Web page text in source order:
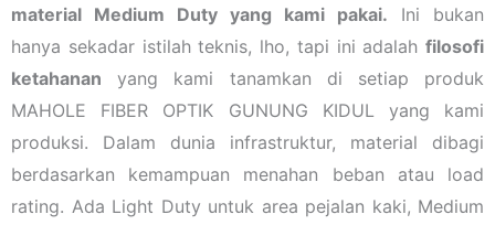
material Medium Duty yang kami pakai. Ini bukan
hanya sekadar istilah teknis, lho, tapi ini adalah filosofi
ketahanan yang kami tanamkan di setiap produk
MAHOLE FIBER OPTIK GUNUNG KIDUL yang kami
produksi. Dalam dunia infrastruktur, material dibagi
berdasarkan kemampuan menahan beban atau load
rating. Ada Light Duty untuk area pejalan kaki, Medium